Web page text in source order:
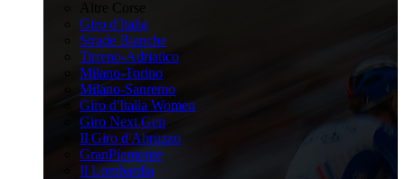
Giro d'Italia
Strade Bianche
Tirreno-Adriatico
Milano-Torino
Milano-Sanremo
Giro d'Italia Women
Giro Next Gen
Il Giro d'Abruzzo
GranPiemonte
Il Lombardia